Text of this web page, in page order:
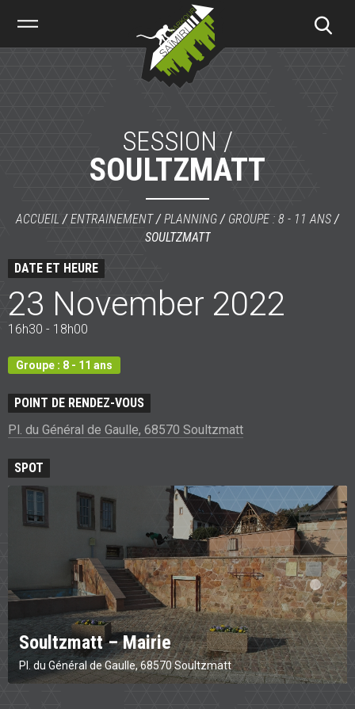
Parkour
SESSION /
SOULTZMATT
ACCUEIL /ENTRAINEMENT/PLANNING / GROUPE : 8 - 11 ANS /
SOULTZMATT
DATE ET HEURE
23 November 2022
16h30 - 18h00
Groupe : 8 - 11 ans
POINT DE RENDEZ-VOUS
Pl. du Général de Gaulle, 68570 Soultzmatt
SPOT
Soultzmatt – Mairie
Pl. du Général de Gaulle, 68570 Soultzmatt